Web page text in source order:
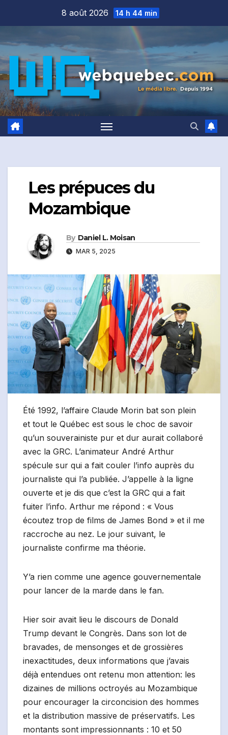
content
8 août 2026 14 h 44 min
Les prépuces du
Mozambique
By Daniel L. Moisan
MAR 5, 2025
Été 1992, l’affaire Claude Morin bat son plein
et tout le Québec est sous le choc de savoir
qu’un souverainiste pur et dur aurait collaboré
avec la GRC. L’animateur André Arthur
spécule sur qui a fait couler l’info auprès du
journaliste qui l’a publiée. J’appelle à la ligne
ouverte et je dis que c’est la GRC qui a fait
fuiter l’info. Arthur me répond : « Vous
écoutez trop de films de James Bond » et il me
raccroche au nez. Le jour suivant, le
journaliste confirme ma théorie.
Y’a rien comme une agence gouvernementale
pour lancer de la marde dans le fan.
Hier soir avait lieu le discours de Donald
Trump devant le Congrès. Dans son lot de
bravades, de mensonges et de grossières
inexactitudes, deux informations que j’avais
déjà entendues ont retenu mon attention: les
dizaines de millions octroyés au Mozambique
pour encourager la circoncision des hommes
et la distribution massive de préservatifs. Les
montants sont impressionnants : 10 et 50